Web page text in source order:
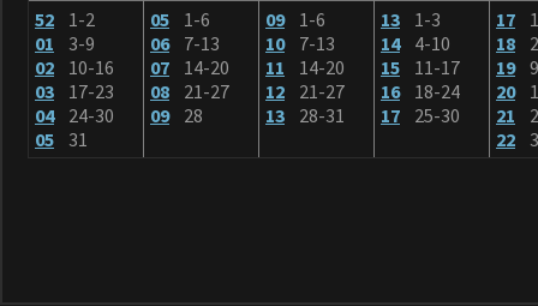
52 1-2
01 3-9
02 10-16
03 17-23
0424-30
05 31
05 1-6
067-13
07 14-20
08 21-27
0928
09
1-6
10
7-13
11
14-20
12
21-27
13
28-31
13
1-3
14
4-10
15
11-17
16
18-24
17
25-30
17 1
18
19
20
21
22